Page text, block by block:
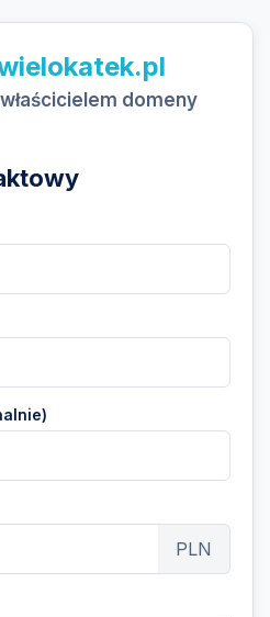
domeny
PLN